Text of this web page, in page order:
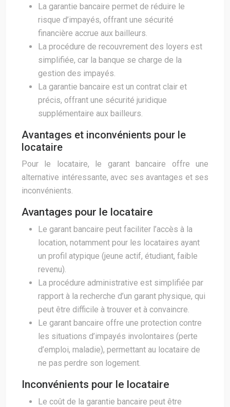
La garantie bancaire permet de réduire le
risque d’impayés, offrant une sécurité
financière accrue aux bailleurs.
La procédure de recouvrement des loyers est
simplifiée, car la banque se charge de la
gestion des impayés.
La garantie bancaire est un contrat clair et
précis, offrant une sécurité juridique
supplémentaire aux bailleurs.
Avantages et inconvénients pour le
locataire
Pour le locataire, le garant bancaire offre une
alternative intéressante, avec ses avantages et ses
inconvénients.
Avantages pour le locataire
Le garant bancaire peut faciliter l’accès à la
location, notamment pour les locataires ayant
un profil atypique (jeune actif, étudiant, faible
revenu).
La procédure administrative est simplifiée par
rapport à la recherche d’un garant physique, qui
peut être difficile à trouver et à convaincre.
Le garant bancaire offre une protection contre
les situations d’impayés involontaires (perte
d’emploi, maladie), permettant au locataire de
ne pas perdre son logement.
Inconvénients pour le locataire
Le coût de la garantie bancaire peut être